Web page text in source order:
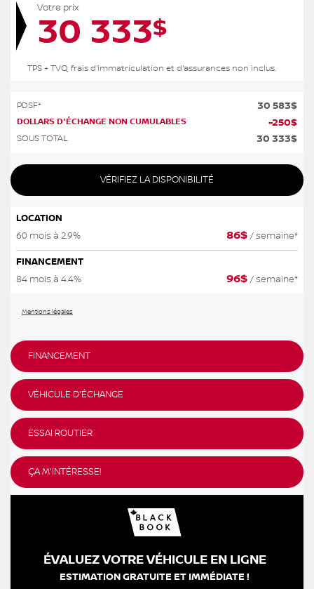
Votre prix
30 333$
TPS + TVQ, frais d'immatriculation et d'assurances non inclus.
PDSF* 30 583$
DOLLARS D'ÉCHANGE NON CUMULABLES -250$
SOUS TOTAL 30 333$
VÉRIFIEZ LA DISPONIBILITÉ
LOCATION
60 mois à 2.9%
86$ / semaine*
FINANCEMENT
84 mois à 4.4%
96$ / semaine*
Mentions légales
FINANCEMENT
VÉHICULE D'ÉCHANGE
ESSAI ROUTIER
ÇA M'INTÉRESSE!
ÉVALUEZ VOTRE VÉHICULE EN LIGNE
ESTIMATION GRATUITE ET IMMÉDIATE !